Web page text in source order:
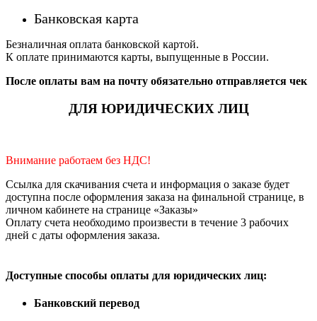
Банковская карта
Безналичная оплата банковской картой.
К оплате принимаются карты, выпущенные в России.
После оплаты вам на почту обязательно отправляется чек
ДЛЯ ЮРИДИЧЕСКИХ ЛИЦ
Внимание работаем без НДС!
Ссылка для скачивания счета и информация о заказе будет
доступна после оформления заказа на финальной странице, в
личном кабинете на странице «Заказы»
Оплату счета необходимо произвести в течение 3 рабочих
дней с даты оформления заказа.
Доступные способы оплаты для юридических лиц:
Банковский перевод